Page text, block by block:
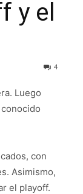
y el
4
Luego
con
Asimismo,
el playoff.